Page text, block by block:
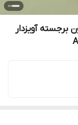
برجسته آویزدار